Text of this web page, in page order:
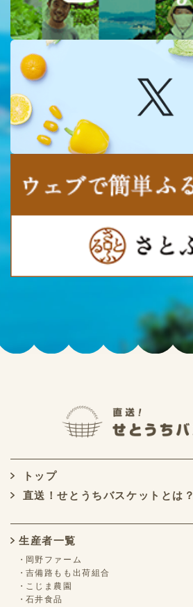
トップ
直送！せとうちバスケットとは？
生産者一覧
岡野ファーム
吉備路もも出荷組合
こじま農園
石井食品